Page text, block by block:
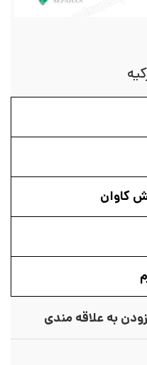
کاوان
به علاقه مندی